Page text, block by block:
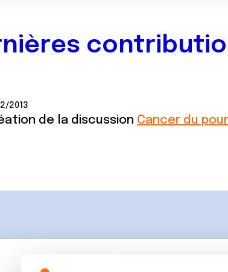
2013
de la discussion Cancer du